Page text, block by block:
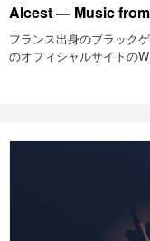
Alcest — Music
フランス出身のブラック
のオフィシャルサイトの